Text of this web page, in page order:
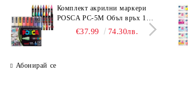
Комплeкт акрилни маркери
POSCA PC-5M Объл връх 16
бр. Основни цветове
€37.99 74.30лв.
Абонирай се